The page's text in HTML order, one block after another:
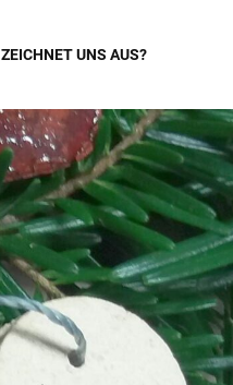
UNS AUS?